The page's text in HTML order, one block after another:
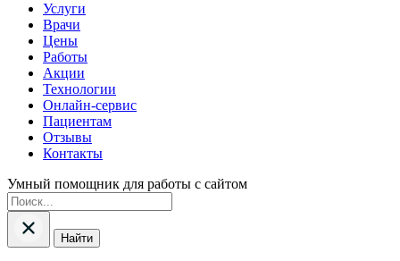
Услуги
Врачи
Цены
Работы
Акции
Технологии
Онлайн-сервис
Пациентам
Отзывы
Контакты
Умный помощник для работы с сайтом
Найти